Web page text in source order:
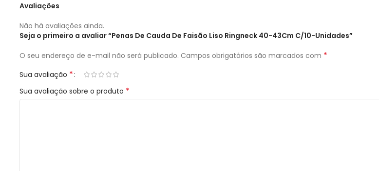
Avaliações
Não há avaliações ainda.
Seja o primeiro a avaliar “Penas De Cauda De Faisão Liso Ringneck 40-43Cm C/10-Unidades”
O seu endereço de e-mail não será publicado. Campos obrigatórios são marcados com *
Sua avaliação *
Sua avaliação sobre o produto *